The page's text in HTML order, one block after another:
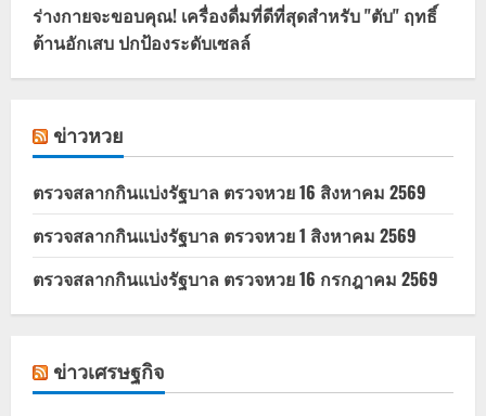
ร่างกายจะขอบคุณ! เครื่องดื่มที่ดีที่สุดสำหรับ "ตับ" ฤทธิ์
ต้านอักเสบ ปกป้องระดับเซลล์
ข่าวหวย
ตรวจสลากกินแบ่งรัฐบาล ตรวจหวย 16 สิงหาคม 2569
ตรวจสลากกินแบ่งรัฐบาล ตรวจหวย 1 สิงหาคม 2569
ตรวจสลากกินแบ่งรัฐบาล ตรวจหวย 16 กรกฎาคม 2569
ข่าวเศรษฐกิจ